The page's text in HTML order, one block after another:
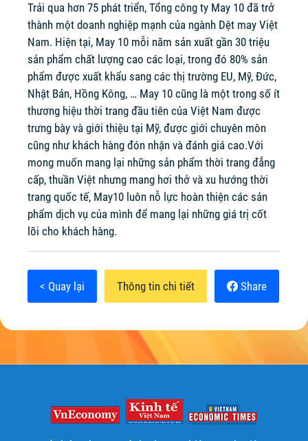
Trải qua hơn 75 phát triển, Tổng công ty May 10 đã trở
thành một doanh nghiệp mạnh của ngành Dệt may Việt
Nam. Hiện tại, May 10 mỗi năm sản xuất gần 30 triệu
sản phẩm chất lượng cao các loại, trong đó 80% sản
phẩm được xuất khẩu sang các thị trường EU, Mỹ, Đức,
Nhật Bản, Hồng Kông, … May 10 cũng là một trong số ít
thương hiệu thời trang đầu tiên của Việt Nam được
trưng bày và giới thiệu tại Mỹ, được giới chuyên môn
cũng như khách hàng đón nhận và đánh giá cao.Với
mong muốn mang lại những sản phẩm thời trang đẳng
cấp, thuần Việt nhưng mang hơi thở và xu hướng thời
trang quốc tế, May10 luôn nỗ lực hoàn thiện các sản
phẩm dịch vụ của mình để mang lại những giá trị cốt
lõi cho khách hàng.
< Quay lại Thông tin chi tiết Share